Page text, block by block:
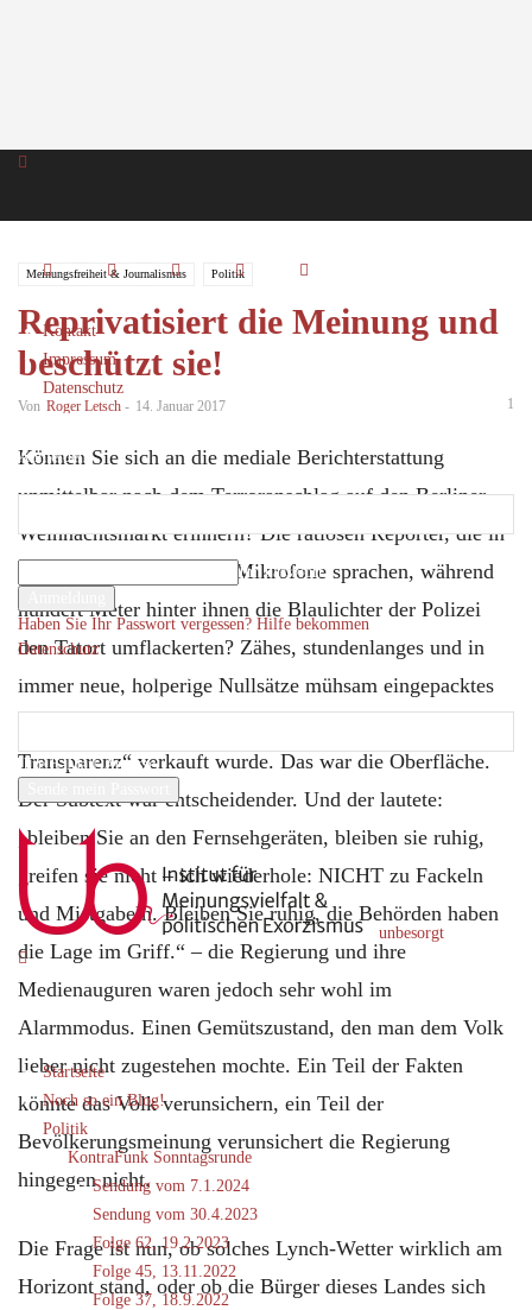
Kontakt
Impressum
Datenschutz
Anmelden
Ihr Passwort
Haben Sie Ihr Passwort vergessen? Hilfe bekommen
Datenschutz
Passwort-Wiederherstellung
Passwort zurücksetzen
Ihre E-Mail-Adresse
unbesorgt
Startseite
Noch so ein Blog!
Politik
KontraFunk Sonntagsrunde
Sendung vom 7.1.2024
Sendung vom 30.4.2023
Folge 62, 19.2.2023
Folge 45, 13.11.2022
Folge 37, 18.9.2022
Meinungsfreiheit & Journalismus Politik
Reprivatisiert die Meinung und
beschützt sie!
Von Roger Letsch - 14. Januar 2017 1
Können Sie sich an die mediale Berichterstattung
unmittelbar nach dem Terroranschlag auf den Berliner
Weihnachtsmarkt erinnern? Die ratlosen Reporter, die in
Kameras blickten und in Mikrofone sprachen, während
hundert Meter hinter ihnen die Blaulichter der Polizei
den Tatort umflackerten? Zähes, stundenlanges und in
immer neue, holperige Nullsätze mühsam eingepacktes
Transparenz“ verkauft wurde. Das war die Oberfläche.
Der Subtext war entscheidender. Und der lautete:
„bleiben Sie an den Fernsehgeräten, bleiben sie ruhig,
greifen sie nicht – ich wiederhole: NICHT zu Fackeln
und Mistgabeln. Bleiben Sie ruhig, die Behörden haben
die Lage im Griff.“ – die Regierung und ihre
Medienauguren waren jedoch sehr wohl im
Alarmmodus. Einen Gemütszustand, den man dem Volk
lieber nicht zugestehen mochte. Ein Teil der Fakten
könnte das Volk verunsichern, ein Teil der
Bevölkerungsmeinung verunsichert die Regierung
hingegen nicht.
Die Frage ist nun, ob solches Lynch-Wetter wirklich am
Horizont stand, oder ob die Bürger dieses Landes sich